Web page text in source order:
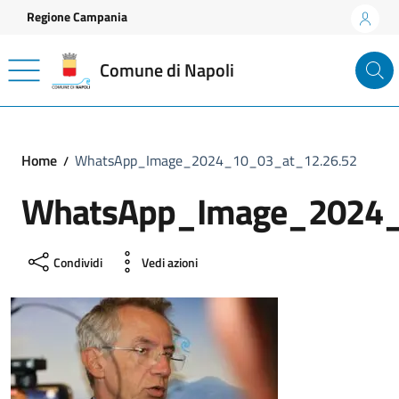
Vai ai contenuti
Vai al footer
Regione Campania
Comune di Napoli
Home WhatsApp_Image_2024_10_03_at_12.26.52
Condividi Vedi azioni